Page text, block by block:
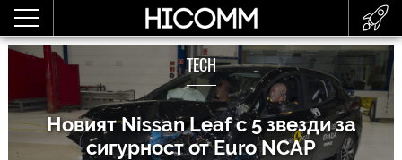
TECH
Новият Nissan Leaf с 5 звезди за
сигурност от Euro NCAP